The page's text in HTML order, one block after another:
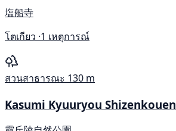
塩船寺
โตเกียว ·1 เหตุการณ์
สวนสาธารณะ 130 m
Kasumi Kyuuryou Shizenkouen